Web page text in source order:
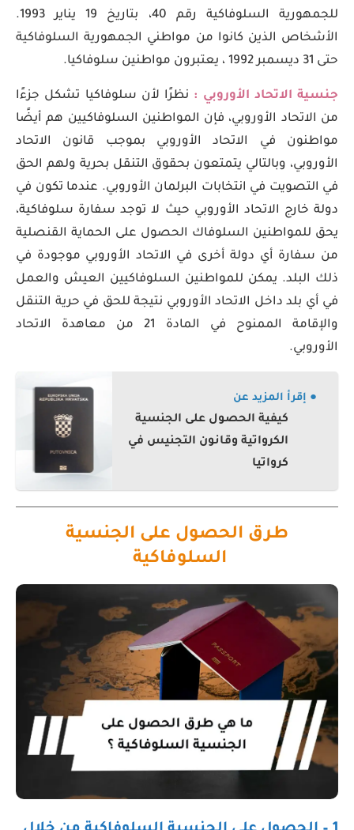
للجمهورية السلوفاكية رقم 40، بتاريخ 19 يناير 1993.
الأشخاص الذين كانوا من مواطني الجمهورية السلوفاكية
حتى 31 ديسمبر 1992 ، يعتبرون مواطنين سلوفاكيا.
جنسية الاتحاد الأوروبي : نظرًا لأن سلوفاكيا تشكل جزءًا
من الاتحاد الأوروبي، فإن المواطنين السلوفاكيين هم أيضًا
مواطنون في الاتحاد الأوروبي بموجب قانون الاتحاد
الأوروبي، وبالتالي يتمتعون بحقوق التنقل بحرية ولهم الحق
في التصويت في انتخابات البرلمان الأوروبي. عندما تكون في
دولة خارج الاتحاد الأوروبي حيث لا توجد سفارة سلوفاكية،
يحق للمواطنين السلوفاك الحصول على الحماية القنصلية
من سفارة أي دولة أخرى في الاتحاد الأوروبي موجودة في
ذلك البلد. يمكن للمواطنين السلوفاكيين العيش والعمل
في أي بلد داخل الاتحاد الأوروبي نتيجة للحق في حرية التنقل
والإقامة الممنوح في المادة 21 من معاهدة الاتحاد
الأوروبي.
● إقرأ المزيد عن
كيفية الحصول على الجنسية
الكرواتية وقانون التجنيس في
كرواتيا
طرق الحصول على الجنسية
السلوفاكية